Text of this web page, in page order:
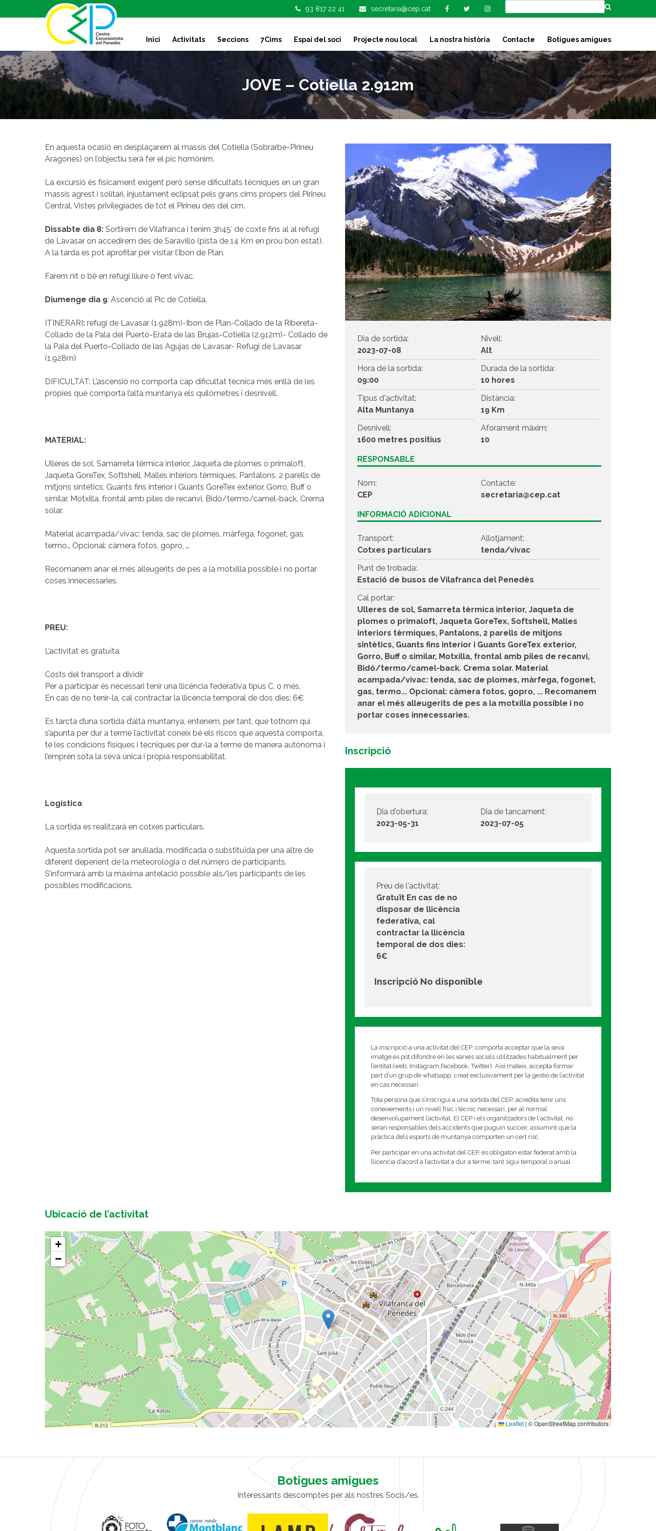
k
t
o
c
93 817 22 41 secretaria@cep.cat
Inici Activitats Seccions 7Cims Espai del soci Projecte nou local La nostra història Contacte Botigues amigues
JOVE – Cotiella 2.912m
En aquesta ocasió en desplaçarem al massís del Cotiella (Sobrarbe-Pirineu
Aragonès) on l’objectiu serà fer el pic homònim.
La excursió és físicament exigent però sense dificultats tècniques en un gran
massís agrest i solitari, injustament eclipsat pels grans cims propers del Pirineu
Central. Vistes privilegiades de tot el Pirineu des del cim.
Dissabte dia 8: Sortirem de Vilafranca i tenim 3h45′ de coxte fins al al refugi
de Lavasar on accedirem des de Saravillo (pista de 14 Km en prou bon estat).
A la tarda es pot aprofitar per visitar l’Ibon de Plan.
Farem nit o bé en refugi lliure o fent vivac.
Diumenge dia 9: Ascenció al Pic de Cotiella.
ITINERARI: refugi de Lavasar (1.928m)-Ibon de Plan-Collado de la Ribereta-
Collado de la Pala del Puerto-Erata de las Brujas-Cotiella (2.912m)- Collado de
la Pala del Puerto-Collado de las Agujas de Lavasar- Refugi de Lavasar
(1.928m)
DIFICULTAT: L’ascensió no comporta cap dificultat tècnica més enllà de les
pròpies que comporta l’alta muntanya els quilòmetres i desnivell.
MATERIAL:
Ulleres de sol, Samarreta tèrmica interior, Jaqueta de plomes o primaloft,
Jaqueta GoreTex, Softshell, Malles interiors tèrmiques, Pantalons, 2 parells de
mitjons sintètics, Guants fins interior i Guants GoreTex exterior, Gorro, Buff o
similar, Motxilla, frontal amb piles de recanvi, Bidó/termo/camel-back. Crema
solar.
Material acampada/vivac: tenda, sac de plomes, màrfega, fogonet, gas,
termo… Opcional: càmera fotos, gopro, …
Recomanem anar el més alleugerits de pes a la motxilla possible i no portar
coses innecessaries.
PREU:
L’activitat és gratuïta.
Costs del transport a dividir
Per a participar és necessari tenir una llicència federativa tipus C, o més.
En cas de no tenir-la, cal contractar la llicència temporal de dos dies: 6€
Es tarcta d’una sortida d’alta muntanya, entenem, per tant, que tothom qui
s’apunta per dur a terme l’activitat coneix bé els riscos que aquesta comporta,
té les condicions físiques i tècniques per dur-la a terme de manera autònoma i
l’emprèn sota la seva única i pròpia responsabilitat.
Logística
La sortida es realitzarà en cotxes particulars.
Aquesta sortida pot ser anul·lada, modificada o substituïda per una altre de
diferent depenent de la meteorologia o del número de participants.
S’informarà amb la màxima antelació possible als/les participants de les
possibles modificacions.
Dia de sortida:
2023-07-08
Nivell:
Alt
Hora de la sortida:
09:00
Durada de la sortida:
10 hores
Tipus d'activitat:
Alta Muntanya
Distància:
19 Km
Desnivell:
1600 metres positius
Aforament màxim:
10
RESPONSABLE
Nom:
CEP
Contacte:
secretaria@cep.cat
INFORMACIÓ ADICIONAL
Transport:
Cotxes particulars
Allotjament:
tenda/vivac
Punt de trobada:
Estació de busos de Vilafranca del Penedès
Cal portar:
Ulleres de sol, Samarreta tèrmica interior, Jaqueta de
plomes o primaloft, Jaqueta GoreTex, Softshell, Malles
interiors tèrmiques, Pantalons, 2 parells de mitjons
sintètics, Guants fins interior i Guants GoreTex exterior,
Gorro, Buff o similar, Motxilla, frontal amb piles de recanvi,
Bidó/termo/camel-back. Crema solar. Material
acampada/vivac: tenda, sac de plomes, màrfega, fogonet,
gas, termo... Opcional: càmera fotos, gopro, ... Recomanem
anar el més alleugerits de pes a la motxilla possible i no
portar coses innecessaries.
Inscripció
Dia d'obertura:
2023-05-31
Dia de tancament:
2023-07-05
Preu de l'activitat:
Gratuït En cas de no
disposar de llicència
federativa, cal
contractar la llicència
temporal de dos dies:
6€
Inscripció No disponible
La inscripció a una activitat del CEP, comporta acceptar que la seva
imatge es pot difondre en les xarxes socials utilitzades habitualment per
l’entitat.(web, Instagram,Facebook, Twitter). Així mateix, accepta formar
part d’un grup de whatsapp, creat exclusivament per la gestió de l’activitat
en cas necessari.
Tota persona que s’inscrigui a una sortida del CEP, acredita tenir uns
coneixements i un nivell físic i tècnic necessari, per al normal
desenvolupament l’activitat. El CEP i els organitzadors de l'activitat, no
seran responsables dels accidents que puguin succeir, assumint que la
pràctica dels esports de muntanya comporten un cert risc.
Per participar en una activitat del CEP, és obligatori estar federat amb la
llicencia d’acord a l’activitat a dur a terme, tant sigui temporal o anual.
Ubicació de l’activitat
+
−
Leaflet | © OpenStreetMap contributors
Botigues amigues
Interessants descomptes per als nostres Socis/es.